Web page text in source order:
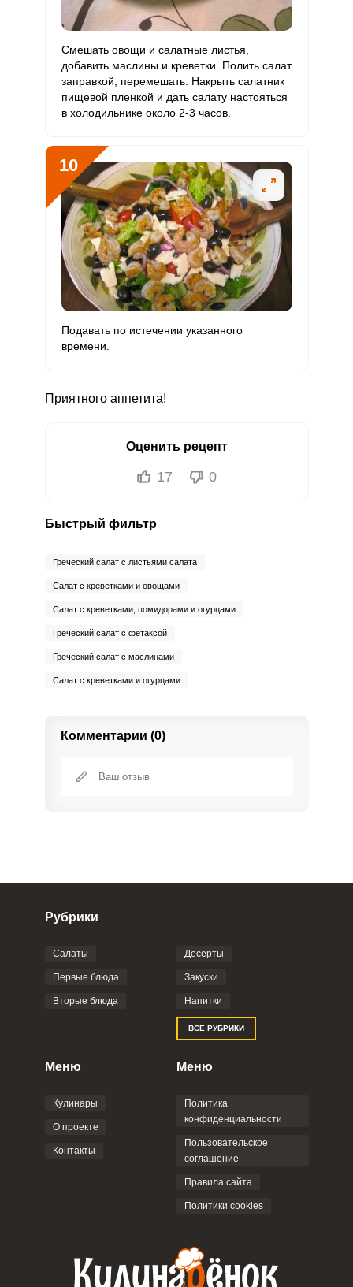
Смешать овощи и салатные листья,
добавить маслины и креветки. Полить салат
заправкой, перемешать. Накрыть салатник
пищевой пленкой и дать салату настояться
в холодильнике около 2-3 часов.
10
Подавать по истечении указанного
времени.
Приятного аппетита!
Оценить рецепт
17 0
Быстрый фильтр
Греческий салат с листьями салата
Салат с креветками и овощами
Салат с креветками, помидорами и огурцами
Греческий салат с фетаксой
Греческий салат с маслинами
Салат с креветками и огурцами
Комментарии (0)
Фото до 4 шт, до 5 mb
Отправляя эту форму, вы соглашаетесь с
Политикой
Пользовательским
соглашением
Рубрики
Салаты
Первые блюда
Вторые блюда
Десерты
Закуски
Напитки
ВСЕ РУБРИКИ
Меню
Кулинары
О проекте
Контакты
Меню
Политика
конфиденциальности
Пользовательское
соглашение
Правила сайта
Политики cookies
РЕГИСТРАЦИЯ
Войдите
с помощью социальных сетей:
1 ИЗ 10